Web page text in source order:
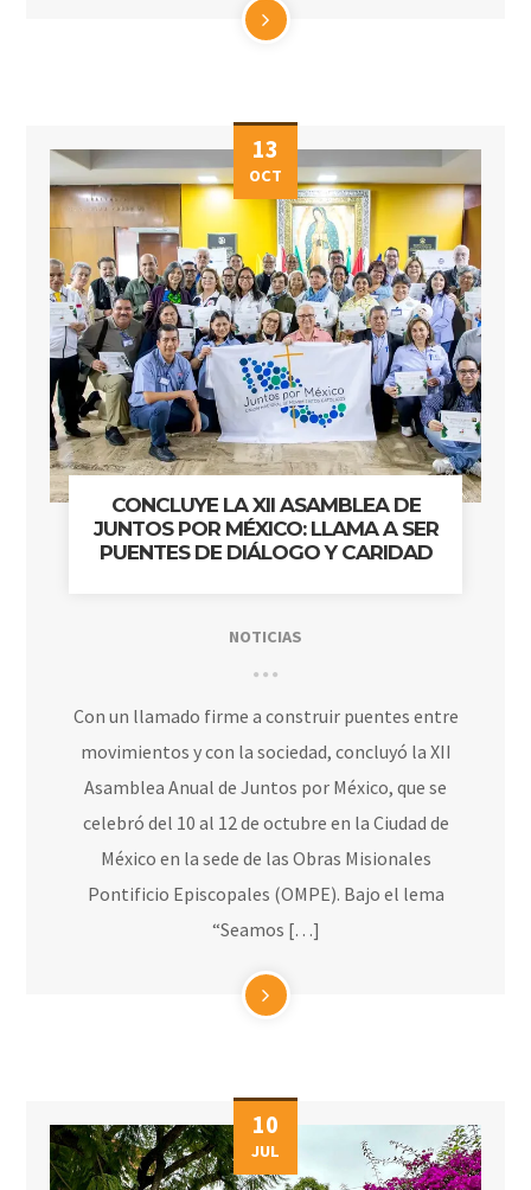
13
OCT
CONCLUYE LA XII ASAMBLEA DE
JUNTOS POR MÉXICO: LLAMA A SER
PUENTES DE DIÁLOGO Y CARIDAD
NOTICIAS
Con un llamado firme a construir puentes entre
movimientos y con la sociedad, concluyó la XII
Asamblea Anual de Juntos por México, que se
celebró del 10 al 12 de octubre en la Ciudad de
México en la sede de las Obras Misionales
Pontificio Episcopales (OMPE). Bajo el lema
“Seamos […]
10
JUL